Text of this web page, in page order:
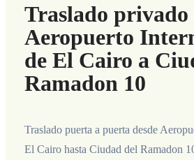
Traslado privado
Aeropuerto
de El Cairo a
Ramadon 10
Traslado puerta a puerta desde
El Cairo hasta Ciudad del Ramadon